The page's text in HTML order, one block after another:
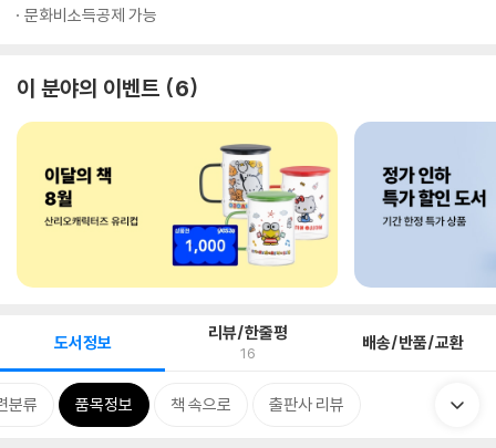
문화비소득공제 가능
이 분야의 이벤트 6
도서정보 리뷰/한줄평
16 배송/반품/교환
분류 품목정보 책 속으로 출판사 리뷰